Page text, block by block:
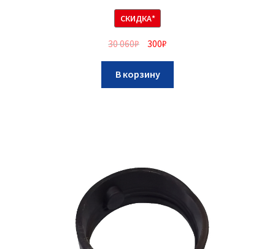
СКИДКА*
30 060₽ 300₽
В корзину